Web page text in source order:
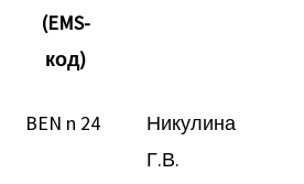
(EMS-
код)
BEN n 24
Никулина
Г.В.